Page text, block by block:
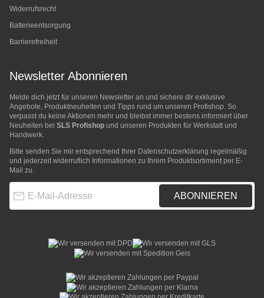
Widerrufsrecht
Batterieentsorgung
Barrierefreiheit
Newsletter Abonnieren
Melde dich jetzt für unseren Newsletter an und sichere dir exklusive
Angebote, Produktneuheiten und Tipps rund um unseren Profishop. So
verpasst du keine Aktionen mehr und bleibst immer bestens informiert über
Neuheiten bei SLS Profishop und unseren Produkten für Werkstatt und
Handwerk.
Bitte senden Sie mir entsprechend Ihrer Datenschutzerklärung regelmäßig
und jederzeit widerruflich Informationen zu Ihrem Produktsortiment per E-
Mail zu.
ABONNIEREN